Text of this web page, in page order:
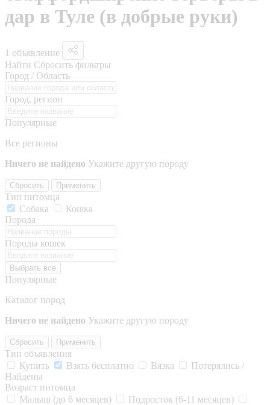
дар в Туле (в добрые руки)
1 объявление
Найти Сбросить фильтры
Город / Область
Город, регион
Популярные
Все регионы
Ничего не найдено Укажите другую породу
Сбросить Применить
Тип питомца
Собака
Кошка
Порода
Породы кошек
Выбрать все
Популярные
Каталог пород
Ничего не найдено Укажите другую породу
Сбросить Применить
Тип объявления
Купить
Взять бесплатно Вязка
Потерялись /
Найдены
Возраст питомца
Малыш (до 6 месяцев)
Подросток (6-11 месяцев)